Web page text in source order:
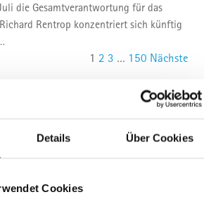
Details Über Cookies
Cookies
die Gesamtverantwortung für das
Rentrop konzentriert sich künftig
1 2 3 … 150 Nächste